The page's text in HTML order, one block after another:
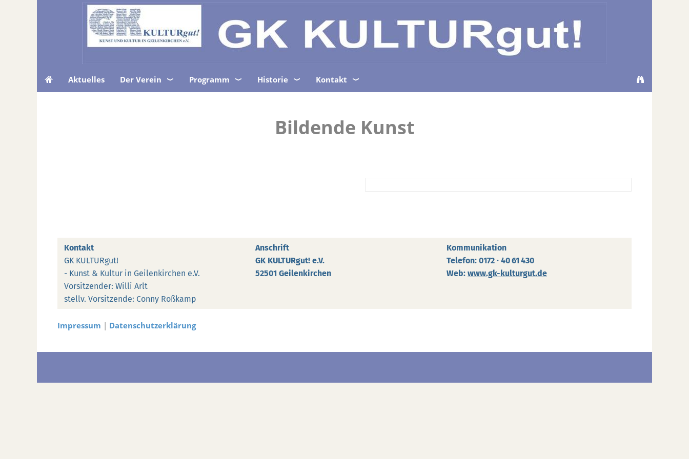
Aktuelles Der Verein Programm Historie Kontakt
Bildende Kunst
Kontakt
GK KULTURgut!
- Kunst & Kultur in Geilenkirchen e.V.
Vorsitzender: Willi Arlt
stellv. Vorsitzende: Conny Roßkamp
Anschrift
GK KULTURgut! e.V.
52501 Geilenkirchen
Kommunikation
Telefon: 0172 · 40 61 430
Web: www.gk-kulturgut.de
Impressum | Datenschutzerklärung